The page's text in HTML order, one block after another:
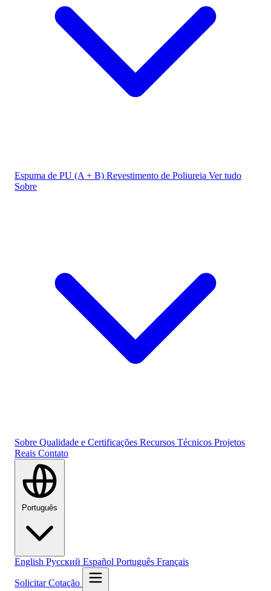
Espuma de PU (A + B) Revestimento de Poliureia Ver tudo
Sobre
Sobre Qualidade e Certificações Recursos Técnicos Projetos
Reais Contato
English Русский Español Português Français
Solicitar Cotação